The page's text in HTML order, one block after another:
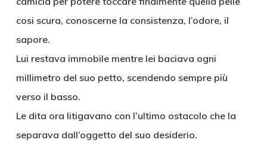
cosi scura, conoscerne la consistenza, l’odore, il
sapore.
Lui restava immobile mentre lei baciava ogni
millimetro del suo petto, scendendo sempre più
verso il basso.
Le dita ora litigavano con l’ultimo ostacolo che la
separava dall’oggetto del suo desiderio.